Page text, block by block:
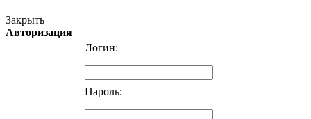
Закрыть
Авторизация
Логин:
Пароль: